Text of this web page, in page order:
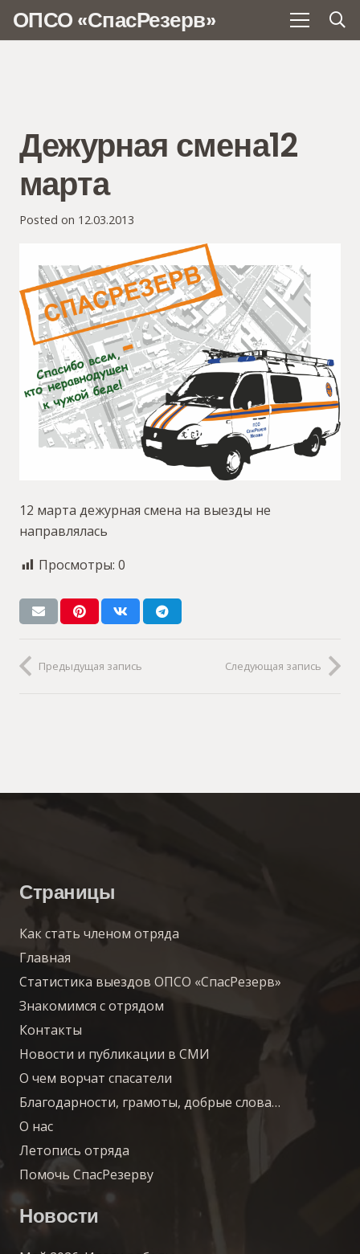
ОПСО «СпасРезерв»
Дежурная смена12
марта
Posted on 12.03.2013
12 марта дежурная смена на выезды не
направлялась
Просмотры: 0
Предыдущая запись Следующая запись
Страницы
Как стать членом отряда
Главная
Статистика выездов ОПСО «СпасРезерв»
Знакомимся с отрядом
Контакты
Новости и публикации в СМИ
О чем ворчат спасатели
Благодарности, грамоты, добрые слова…
О нас
Летопись отряда
Помочь СпасРезерву
Новости